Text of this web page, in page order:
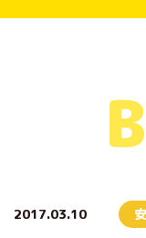
2017.03.10